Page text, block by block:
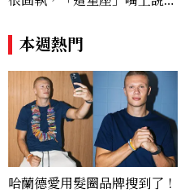
選！12星座最難被改變的一
面本週熱門
哈蘭德愛用髮圈品牌搜到了！